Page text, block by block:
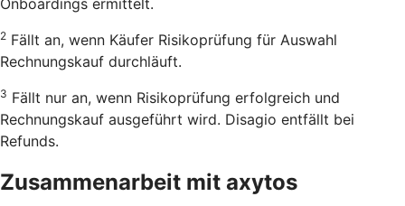
2 Fällt an, wenn Käufer Risikoprüfung für Auswahl
Rechnungskauf durchläuft.
3 Fällt nur an, wenn Risikoprüfung erfolgreich und
Rechnungskauf ausgeführt wird. Disagio entfällt bei
Refunds.
Zusammenarbeit mit axytos